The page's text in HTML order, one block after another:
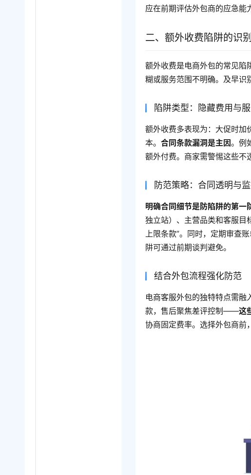
应在前期评估外包商的应急能
二、额外收费陷阱的识
额外收费是电商外包的常见陷
糊或服务范围不明确。及早识
陷阱类型：隐藏费用与
额外收费多表现为：大促时加
本。合同条款漏洞是主因。例
额外付费。商家需警惕这些不
防范策略：合同透明与
明确合同细节是防陷阱的第一
独立站）、主营品类和客服目
上限条款”。同时，定期审查
阱可通过前期谈判避免。
结合外包流程强化防范
电商客服外包的独特特点需
款，售后聚焦差评控制——这
协商固定费率。选择外包商前